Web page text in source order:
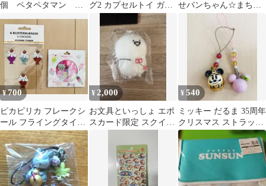
個 ペタペタマン 昭
マン ペッタン忍者
グ2 カプセルトイ ガチ
ャガチャ ☆はしぞーっ
せパンちゃん☆まちぶ
せしているパンちゃん
の置物♡新品①
¥700
ピカピリカ フレークシ
ール フライングタイガ
ー スイーツ アイス ジ
ュース
¥ 2,000
お文具といっしょ エポ
スカード限定 スクイー
入会特典
¥540
ミッキー だるま 35周年
クリスマス ストラップ
ディズニー